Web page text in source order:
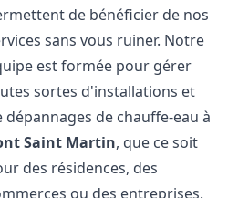
de bénéficier de nos
sans vous ruiner. Notre
est formée pour gérer
sortes d'installations et
dépannages de chauffe-eau à
Saint Martin, que ce soit
des résidences, des
ou des entreprises.